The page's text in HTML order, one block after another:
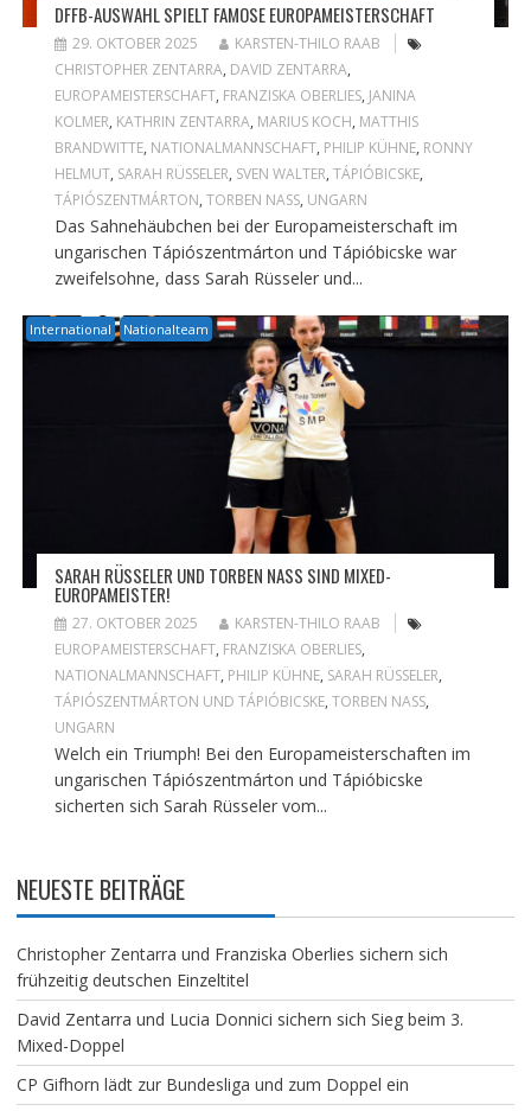
DFFB-AUSWAHL SPIELT FAMOSE EUROPAMEISTERSCHAFT
29. OKTOBER 2025
KARSTEN-THILO RAAB
CHRISTOPHER ZENTARRA, DAVID ZENTARRA,
EUROPAMEISTERSCHAFT, FRANZISKA OBERLIES, JANINA
KOLMER, KATHRIN ZENTARRA, MARIUS KOCH, MATTHIS
BRANDWITTE, NATIONALMANNSCHAFT, PHILIP KÜHNE, RONNY
HELMUT, SARAH RÜSSELER, SVEN WALTER, TÁPIÓBICSKE,
TÁPIÓSZENTMÁRTON, TORBEN NASS, UNGARN
Das Sahnehäubchen bei der Europameisterschaft im
ungarischen Tápiószentmárton und Tápióbicske war
zweifelsohne, dass Sarah Rüsseler und...
International Nationalteam
SARAH RÜSSELER UND TORBEN NASS SIND MIXED-
EUROPAMEISTER!
27. OKTOBER 2025
KARSTEN-THILO RAAB
EUROPAMEISTERSCHAFT, FRANZISKA OBERLIES,
NATIONALMANNSCHAFT, PHILIP KÜHNE, SARAH RÜSSELER,
TÁPIÓSZENTMÁRTON UND TÁPIÓBICSKE, TORBEN NASS,
UNGARN
Welch ein Triumph! Bei den Europameisterschaften im
ungarischen Tápiószentmárton und Tápióbicske
sicherten sich Sarah Rüsseler vom...
NEUESTE BEITRÄGE
Christopher Zentarra und Franziska Oberlies sichern sich
frühzeitig deutschen Einzeltitel
David Zentarra und Lucia Donnici sichern sich Sieg beim 3.
Mixed-Doppel
CP Gifhorn lädt zur Bundesliga und zum Doppel ein